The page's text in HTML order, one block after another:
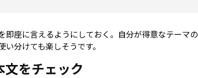
座に言えるようにしておく。自分が得意なテーマ
分けても楽しそうです。
文をチェック